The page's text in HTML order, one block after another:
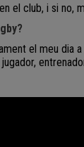
el club, i si no,
el meu dia